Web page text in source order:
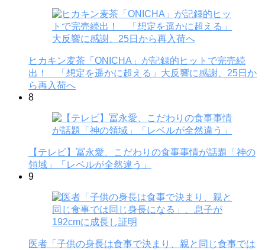
ヒカキン麦茶「ONICHA」が記録的ヒットで完売続
出！ 「想定を遥かに超える」大反響に感謝、25日か
ら再入荷へ
8
【テレビ】冨永愛、こだわりの食事事情が話題「神の
領域」「レベルが全然違う」
9
医者「子供の身長は食事で決まり、親と同じ食事では